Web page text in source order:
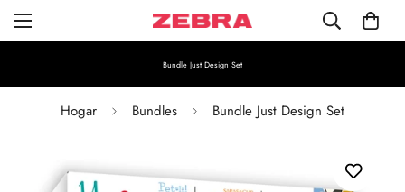
Bundle Just Design Set
Hogar Bundles Bundle Just Design Set